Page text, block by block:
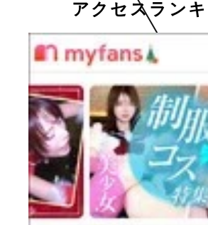
アクセスラン